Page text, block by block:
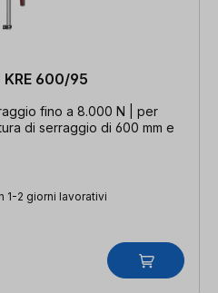
600/95
fino a 8.000 N | per
di serraggio di 600 mm e
1-2 giorni lavorativi